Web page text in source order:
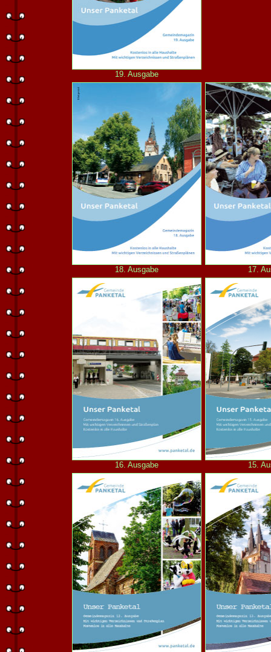
19. Ausgabe
18. Ausgabe 17.
16. Ausgabe 15.